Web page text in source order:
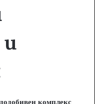
комплекс